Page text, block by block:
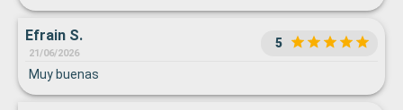
Efrain S.
21/06/2026
5
Muy buenas